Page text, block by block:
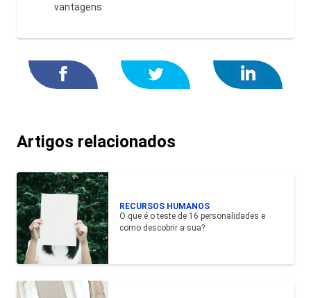
vantagens
Artigos relacionados
RECURSOS HUMANOS
O que é o teste de 16 personalidades e
como descobrir a sua?